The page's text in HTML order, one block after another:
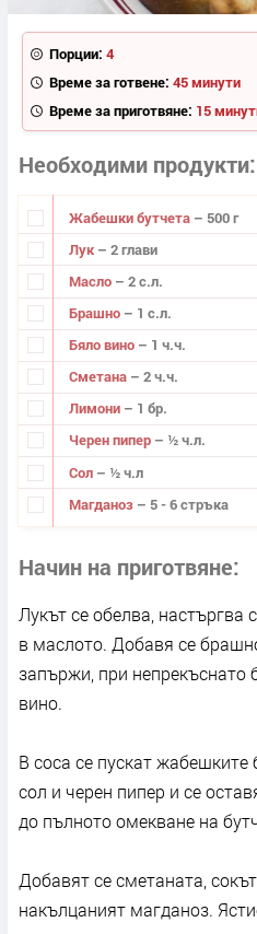
Порции: 4
Време за готвене: 45 минути
Време за приготвяне: 15
Необходими продукти
Жабешки бутчета – 500 г
Лук – 2 глави
Масло – 2 с.л.
Брашно – 1 с.л.
Бяло вино – 1 ч.ч.
Сметана – 2 ч.ч.
Лимони – 1 бр.
Черен пипер – ½ ч.л.
Сол – ½ ч.л
Магданоз – 5 - 6 стръка
Начин на приготвяне
Лукът се обелва, настъргва
в маслото. Добавя се
запържи, при непрекъснато
вино.
В соса се пускат жабешките
сол и черен пипер и се
до пълното омекване на
Добавят се сметаната,
накълцаният магданоз.